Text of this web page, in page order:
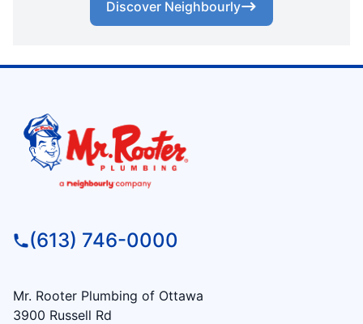
Discover Neighbourly
(613) 746-0000
Mr. Rooter Plumbing of Ottawa
3900 Russell Rd